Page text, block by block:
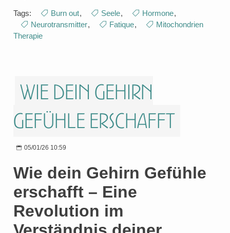
Tags: Burn out, Seele, Hormone,
Neurotransmitter, Fatique,
Mitochondrien
Therapie
Wie dein Gehirn
Gefühle erschafft
05/01/26 10:59
Wie dein Gehirn Gefühle
erschafft – Eine
Revolution im